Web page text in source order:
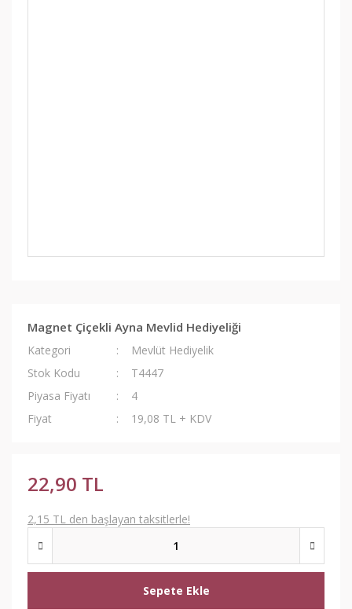
Magnet Çiçekli Ayna Mevlid Hediyeliği
Kategori
Mevlüt Hediyelik
Stok Kodu
T4447
Piyasa Fiyatı
4
Fiyat
19,08 TL + KDV
22,90 TL
2,15 TL den başlayan taksitlerle!
Sepete Ekle